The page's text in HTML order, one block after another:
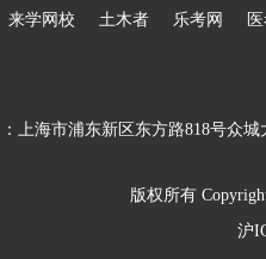
来学网校 土木者 乐考网
上海市浦东新区东方路818号众城
版权所有
沪